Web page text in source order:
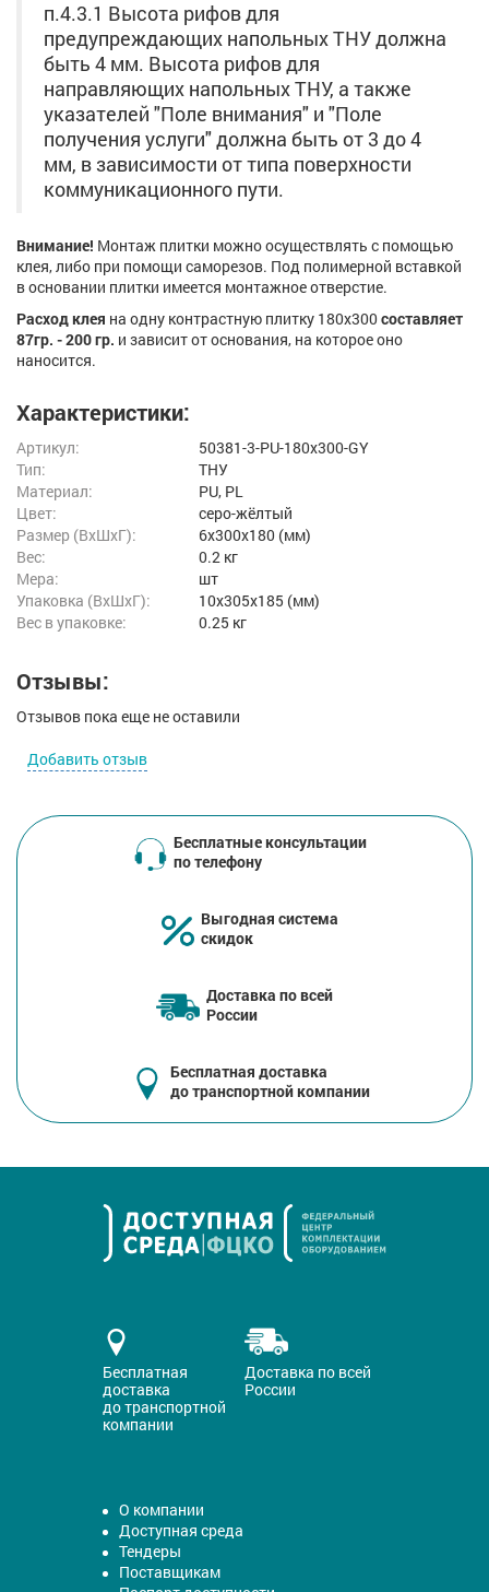
п.4.3.1 Высота рифов для
предупреждающих напольных ТНУ должна
быть 4 мм. Высота рифов для
направляющих напольных ТНУ, а также
указателей "Поле внимания" и "Поле
получения услуги" должна быть от 3 до 4
мм, в зависимости от типа поверхности
коммуникационного пути.
Внимание! Монтаж плитки можно осуществлять с помощью
клея, либо при помощи саморезов. Под полимерной вставкой
в основании плитки имеется монтажное отверстие.
Расход клея на одну контрастную плитку 180х300 составляет
87гр. - 200 гр. и зависит от основания, на которое оно
наносится.
Характеристики:
Артикул:
50381-3-PU-180x300-GY
Тип:
ТНУ
Материал:
PU, PL
Цвет:
серо-жёлтый
Размер (ВxШxГ):
6x300x180 (мм)
Вес:
0.2 кг
Мера:
шт
Упаковка (ВхШхГ):
10x305x185 (мм)
Вес в упаковке:
0.25 кг
Отзывы:
Отзывов пока еще не оставили
Добавить отзыв
Бесплатные консультации
по телефону
Выгодная система
скидок
Доставка по всей
России
Бесплатная доставка
до транспортной компании
Бесплатная
доставка
до транспортной
компании
Доставка по всей
России
О компании
Доступная среда
Тендеры
Поставщикам